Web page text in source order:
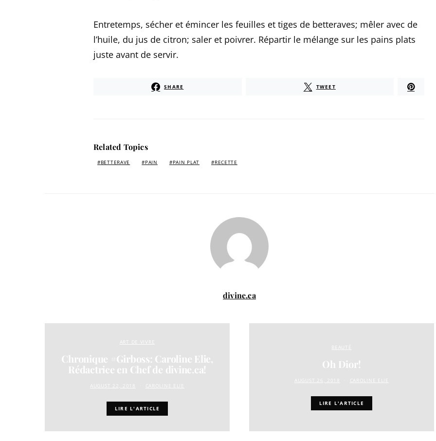
Entretemps, sécher et émincer les feuilles et tiges de betteraves; mêler avec de
l’huile, du jus de citron; saler et poivrer. Répartir le mélange sur les pains plats
juste avant de servir.
SHARE TWEET
Related Topics
BETTERAVE PAIN PAIN PLAT RECETTE
divine.ca
ART DE VIVRE
Chronique #Girboss: Caroline Elie,
Rédactrice en Chef de divine.ca!
AUGUST 22, 2018 CAROLINE ELIE
LIRE L'ARTICLE
BEAUTÉ
Oh Dior!
AUGUST 26, 2018 CAROLINE ELIE
LIRE L'ARTICLE